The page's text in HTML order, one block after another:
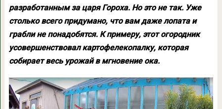
разработанным за царя Гороха. Но это не так. Уже
столько всего придумано, что вам даже лопата и
грабли не понадобятся. К примеру, этот огородник
усовершенствовал картофелекопалку, которая
собирает весь урожай в мгновение ока.